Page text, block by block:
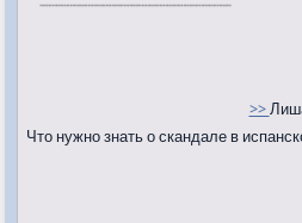
>>
Что нужно знать о скандале в